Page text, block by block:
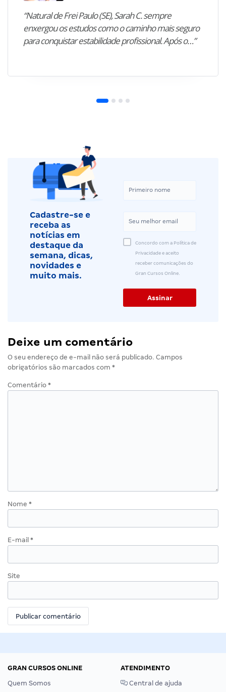
“Natural de Frei Paulo (SE), Sarah C. sempre
enxergou os estudos como o caminho mais seguro
para conquistar estabilidade profissional. Após o…”
Cadastre-se e
receba as
notícias em
destaque da
semana, dicas,
novidades e
muito mais.
Concordo com a Política de
Privacidade e aceito
receber comunicações do
Gran Cursos Online.
Deixe um comentário
O seu endereço de e-mail não será publicado. Campos
obrigatórios são marcados com *
Comentário *
Nome *
E-mail *
Site
GRAN CURSOS ONLINE
Quem Somos
ATENDIMENTO
Central de ajuda